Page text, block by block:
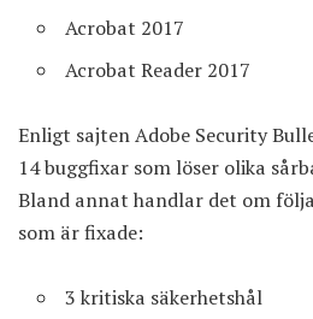
Acrobat 2017
Acrobat Reader 2017
Enligt sajten Adobe Security
14 buggfixar som löser olika
Bland annat handlar det om
som är fixade:
3 kritiska säkerhetshål